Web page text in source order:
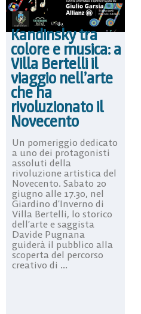
Kandinsky tra
colore e musica: a
Villa Bertelli il
viaggio nell’arte
che ha
rivoluzionato il
Novecento
Un pomeriggio dedicato
a uno dei protagonisti
assoluti della
rivoluzione artistica del
Novecento. Sabato 20
giugno alle 17.30, nel
Giardino d’Inverno di
Villa Bertelli, lo storico
dell’arte e saggista
Davide Pugnana
guiderà il pubblico alla
scoperta del percorso
creativo di ...